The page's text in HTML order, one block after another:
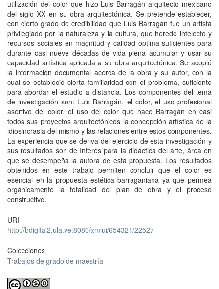
utilización del color que hizo Luis Barragán arquitecto mexicano
del siglo XX en su obra arquitectónica. Se pretende establecer,
con cierto grado de credibilidad que Luis Barragán fue un artista
privilegiado por la naturaleza y la cultura, que heredó intelecto y
recursos sociales en magnitud y calidad óptima suficientes para
durante casi nueve décadas de vida plena acumular y usar su
capacidad artística aplicada a su obra arquitectónica. Se acopló
la información documental acerca de la obra y su autor, con la
cual se estableció cierta familiaridad con el problema, suficiente
para abordar el estudio a distancia. Los componentes del tema
de investigación son: Luis Barragán, el color, el uso profesional
asertivo del color, el uso del color que hace Barragán en casi
todos sus proyectos arquitectónicos la concepción artística de la
idiosincrasia del mismo y las relaciones entre estos componentes.
La experiencia que se deriva del ejercicio de esta investigación y
sus resultados son de Interés para la didáctica del arte, área en
que se desempeña la autora de esta propuesta. Los resultados
obtenidos en este trabajo permiten concluir que el color es
esencial en la propuesta estética barraganiana ya que permea
orgánicamente la totalidad del plan de obra y el proceso
constructivo.
URI
http://bdigital2.ula.ve:8080/xmlui/654321/22527
Colecciones
Trabajos de grado de maestría